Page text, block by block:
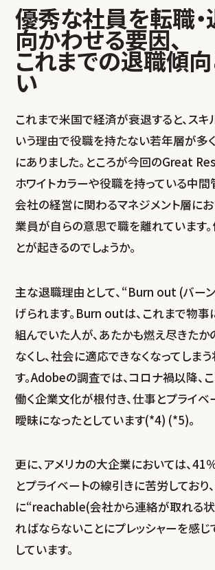
優秀な社員を転職
向かわせる要因、
これまでの退職傾
い
これまで米国で経済が衰退すると、ス
いう理由で役職を持たない若年層が多
にありました。ところが今回のGreat
ホワイトカラーや役職を持っている中間
会社の経営に関わるマネジメント層に
業員が自らの意思で職を離れています
とが起きるのでしょうか。
主な退職理由として、“Burn out (バー
げられます。Burn outは、これまで物
組んでいた人が、あたかも燃え尽きたか
なくし、社会に適応できなくなってしま
す。Adobeの調査では、コロナ禍以降、
働く企業文化が根付き、仕事とプライ
曖昧になったとしています(*4) (*5)。
更に、アメリカの大企業においては、
とプライベートの線引きに苦労しており
に“reachable(会社から連絡が取れる
ればならないことにプレッシャーを感
しています。